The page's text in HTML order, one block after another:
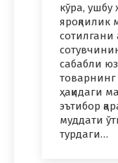
кўра, ушбу
яроқлилик
сотилгани
сабабли
товарнинг
ҳақидаги
эътибор
муддати
турдаги…